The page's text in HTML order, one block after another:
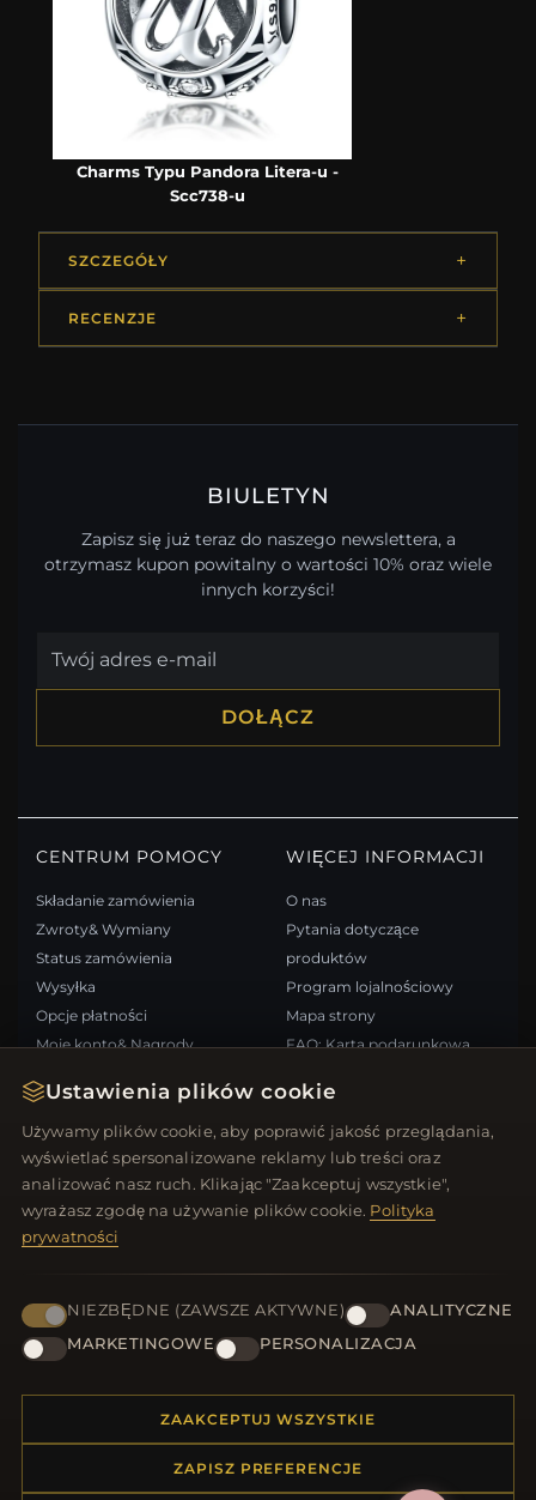
Ustawienia plików cookie
Używamy plików cookie, aby poprawić jakość przeglądania,
wyświetlać spersonalizowane reklamy lub treści oraz
analizować nasz ruch. Klikając "Zaakceptuj wszystkie",
wyrażasz zgodę na używanie plików cookie. Polityka
prywatności
NIEZBĘDNE (ZAWSZE AKTYWNE)
ANALITYCZNE
MARKETINGOWE
PERSONALIZACJA
ZAAKCEPTUJ WSZYSTKIE
ZAPISZ PREFERENCJE
Charms Typu Pandora Litera-u -
Scc738-u
SZCZEGÓŁY
RECENZJE
BIULETYN
Zapisz się już teraz do naszego newslettera, a
otrzymasz kupon powitalny o wartości 10% oraz wiele
innych korzyści!
DOŁĄCZ
CENTRUM POMOCY
Składanie zamówienia
Zwroty& Wymiany
Status zamówienia
Wysyłka
Opcje płatności
Moje konto& Nagrody
WIĘCEJ INFORMACJI
O nas
Pytania dotyczące
produktów
Program lojalnościowy
Mapa strony
FAQ: Karta podarunkowa
Wypisz się z newslettera
SZYBKIE LINKI
Nowe produkty
Oferty specjalne
Recenzje
Zaloguj się
ŚLEDŹ NAS
© 2012–2026Biżuteria.net. Wszelkie prawa zastrzeżone.